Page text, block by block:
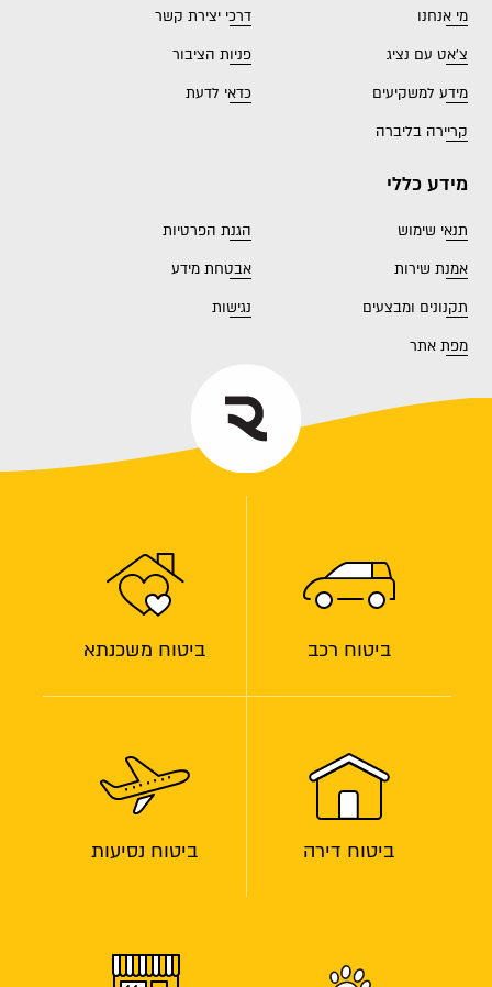
ביטוח רכב ביטוח משכנתא
ביטוח דירה ביטוח נסיעות
מי אנחנו
דרכי יצירת קשר
צ'אט עם נציג
פניות הציבור
מידע למשקיעים
כדאי לדעת
קריירה בליברה
מידע כללי
תנאי שימוש
הגנת הפרטיות
אמנת שירות
אבטחת מידע
תקנונים ומבצעים
נגישות
מפת אתר